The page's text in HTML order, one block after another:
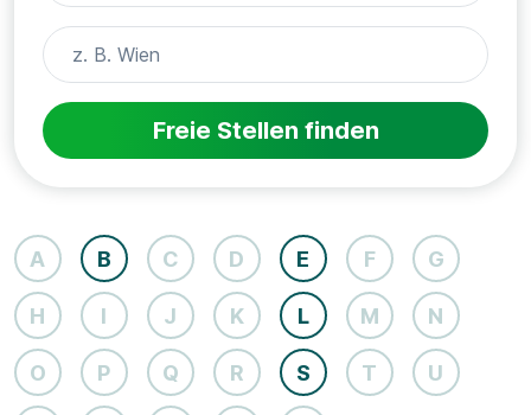
Freie Stellen finden
A B C D E F G
H I J K L M N
O P Q R S T U